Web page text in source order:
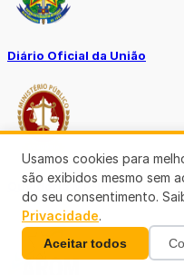
Diário Oficial da União
Ouvidoria MP-RO
Usamos cookies para
são exibidos mesmo sem
do seu consentimento.
Privacidade.
Aceitar todos